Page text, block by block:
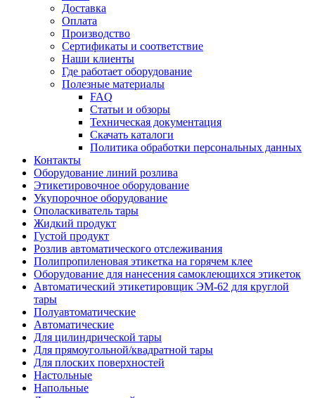
Доставка
Оплата
Производство
Сертификаты и соответствие
Наши клиенты
Где работает оборудование
Полезные материалы
FAQ
Статьи и обзоры
Техническая документация
Скачать каталоги
Политика обработки персональных данных
Контакты
Оборудование линий розлива
Этикетировочное оборудование
Укупорочное оборудование
Ополаскиватель тары
Жидкий продукт
Густой продукт
Розлив автоматического отслеживания
Полипропиленовая этикетка на горячем клее
Оборудование для нанесения самоклеющихся этикеток
Автоматический этикетировщик ЭМ-62 для круглой
тары
Полуавтоматические
Автоматические
Для цилиндрической тaры
Для прямоугoльной/квадратной тары
Для плoских поверхностей
Настольные
Напольные